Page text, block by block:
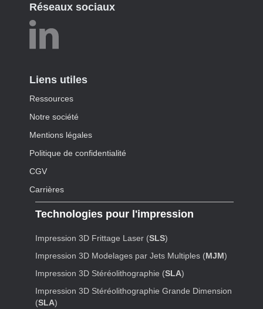
Réseaux sociaux
Liens utiles
Ressources
Notre société
Mentions légales
Politique de confidentialité
CGV
Carrières
Technologies pour l'impression
Impression 3D Frittage Laser (SLS)
Impression 3D Modelages par Jets Multiples (MJM)
Impression 3D Stéréolithographie (SLA)
Impression 3D Stéréolithographie Grande Dimension
(SLA)